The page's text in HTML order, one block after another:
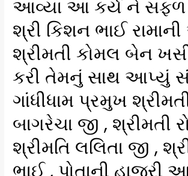
આવ્યા આ કર્ય ને સફળ
શ્રી કિશન ભાઈ
શ્રીમતી કોમલ બેન
કરી તેમનું સાથ આપ્યું
ગાંધીધામ પ્રમુખ
બાગરેચા જી , શ્રીમતી
શ્રીમતિ લલિતા જી ,